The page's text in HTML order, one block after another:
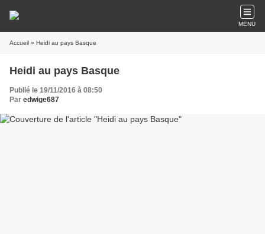
MENU
Accueil » Heidi au pays Basque
Heidi au pays Basque
Publié le 19/11/2016 à 08:50
Par edwige687